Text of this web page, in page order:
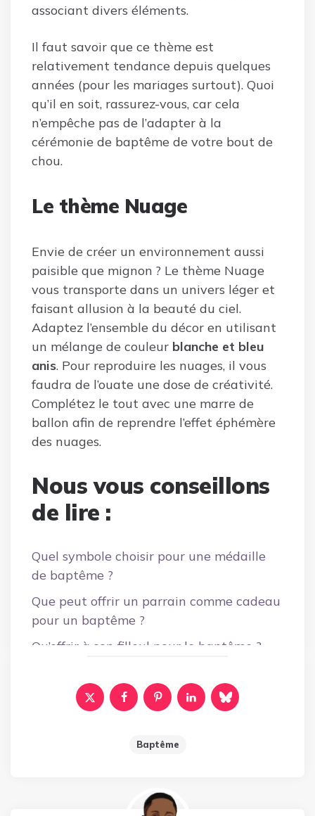
associant divers éléments.
Il faut savoir que ce thème est
relativement tendance depuis quelques
années (pour les mariages surtout). Quoi
qu’il en soit, rassurez-vous, car cela
n’empêche pas de l’adapter à la
cérémonie de baptême de votre bout de
chou.
Le thème Nuage
Envie de créer un environnement aussi
paisible que mignon ? Le thème Nuage
vous transporte dans un univers léger et
faisant allusion à la beauté du ciel.
Adaptez l’ensemble du décor en utilisant
un mélange de couleur blanche et bleu
anis. Pour reproduire les nuages, il vous
faudra de l’ouate une dose de créativité.
Complétez le tout avec une marre de
ballon afin de reprendre l’effet éphémère
des nuages.
Nous vous conseillons
de lire :
Quel symbole choisir pour une médaille
de baptême ?
Que peut offrir un parrain comme cadeau
pour un baptême ?
Qu’offrir à son filleul pour le baptême ?
Baptême